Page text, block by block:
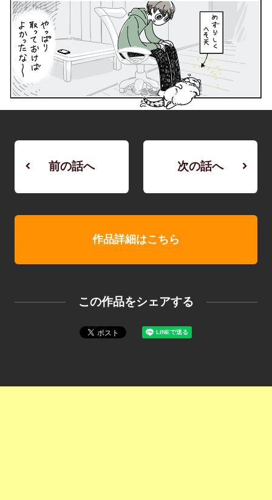
前の話へ 次の話へ
作品詳細はこちら
この作品をシェアする